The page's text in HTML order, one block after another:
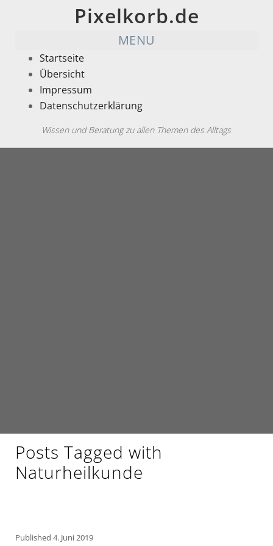
Pixelkorb.de
MENU
Startseite
Übersicht
Impressum
Datenschutzerklärung
Wissen und Beratung zu allen Themen des Alltags
Posts Tagged with
Naturheilkunde
Published 4. Juni 2019